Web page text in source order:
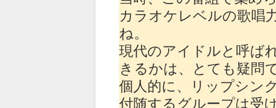
カラオケレベルの歌唱
ね。
現代のアイドルと呼ば
きるかは、とても疑問
個人的に、リップシン
付随するグループは受